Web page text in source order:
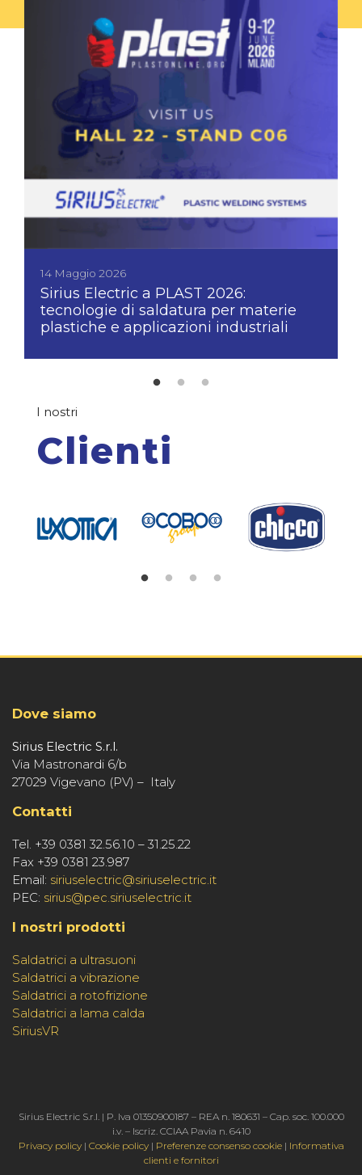
14 Maggio 2026
Sirius Electric a PLAST 2026:
tecnologie di saldatura per materie
plastiche e applicazioni industriali
I nostri
Clienti
Dove siamo
Sirius Electric S.r.l.
Via Mastronardi 6/b
27029 Vigevano (PV) – Italy
Contatti
Tel. +39 0381 32.56.10 – 31.25.22
Fax +39 0381 23.987
Email: siriuselectric@siriuselectric.it
PEC: sirius@pec.siriuselectric.it
I nostri prodotti
Saldatrici a ultrasuoni
Saldatrici a vibrazione
Saldatrici a rotofrizione
Saldatrici a lama calda
SiriusVR
Sirius Electric S.r.l. | P. Iva 01350900187 – REA n. 180631 – Cap. soc. 100.000
i.v. – Iscriz. CCIAA Pavia n. 6410
Privacy policy| Cookie policy| Preferenze consenso cookie| Informativa
clienti e fornitori